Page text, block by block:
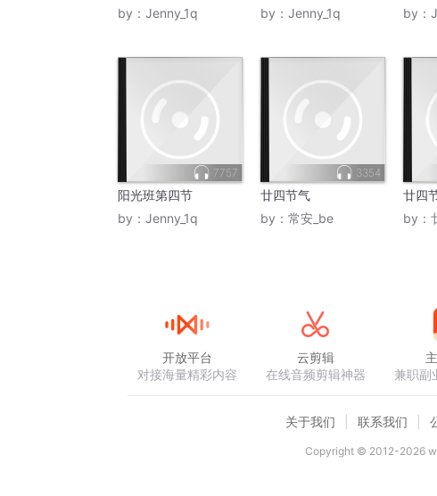
by： Jenny_1q
by： Jenny_1q
by：
7757
阳光班第四节
by： Jenny_1q
3354
廿四节气
by： 常安_be
廿四
by：
开放平台
对接海量精彩内容
云剪辑
在线音频剪辑神器
兼职副
关于我们 联系我们
Copyright © 2012-2026